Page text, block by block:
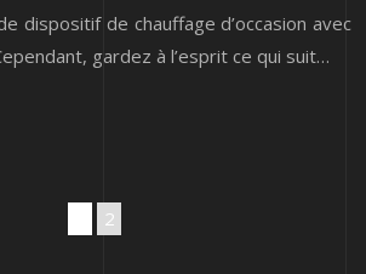
dispositif de chauffage d’occasion avec
gardez à l’esprit ce qui suit…
2